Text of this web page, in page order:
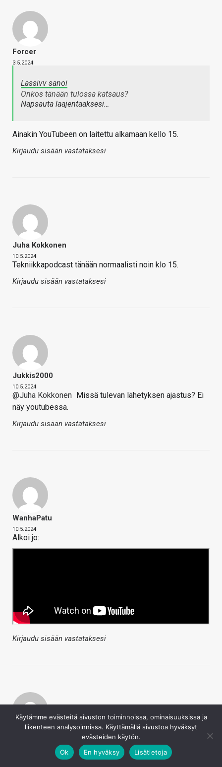
Forcer
3.5.2024
Lassivv sanoi
Onkos tänään tulossa katsaus?
Napsauta laajentaaksesi…
Ainakin YouTubeen on laitettu alkamaan kello 15.
Kirjaudu sisään vastataksesi
Juha Kokkonen
10.5.2024
Tekniikkapodcast tänään normaalisti noin klo 15.
Kirjaudu sisään vastataksesi
Jukkis2000
10.5.2024
@Juha Kokkonen Missä tulevan lähetyksen ajastus? Ei
näy youtubessa.
Kirjaudu sisään vastataksesi
WanhaPatu
10.5.2024
Alkoi jo:
Kirjaudu sisään vastataksesi
Käytämme evästeitä sivuston toiminnoissa, ominaisuuksissa ja
liikenteen analysoinnissa. Käyttämällä sivustoa hyväksyt
evästeiden käytön.
Ok
En hyväksy Lisätietoja